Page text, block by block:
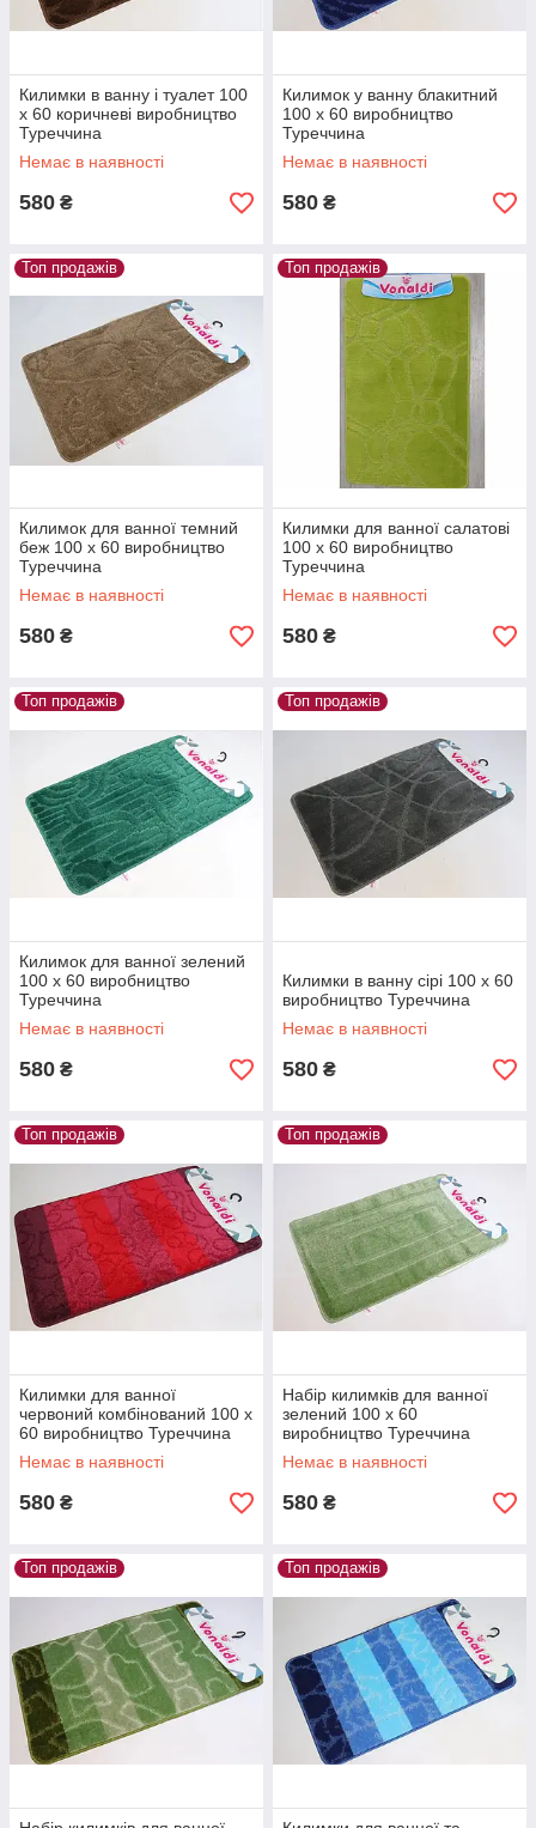
Килимки в ванну і туалет 100
х 60 коричневі виробництво
Туреччина
Немає в наявності
580 ₴
Килимок у ванну блакитний
100 х 60 виробництво
Туреччина
Немає в наявності
580 ₴
Топ продажів
Килимок для ванної темний
беж 100 х 60 виробництво
Туреччина
Немає в наявності
580 ₴
Топ продажів
Килимки для ванної салатові
100 х 60 виробництво
Туреччина
Немає в наявності
580 ₴
Топ продажів
Килимок для ванної зелений
100 х 60 виробництво
Туреччина
Немає в наявності
580 ₴
Топ продажів
Килимки в ванну сірі 100 х 60
виробництво Туреччина
Немає в наявності
580 ₴
Топ продажів
Килимки для ванної
червоний комбінований 100 х
60 виробництво Туреччина
Немає в наявності
580 ₴
Топ продажів
Набір килимків для ванної
зелений 100 х 60
виробництво Туреччина
Немає в наявності
580 ₴
Топ продажів Топ продажів